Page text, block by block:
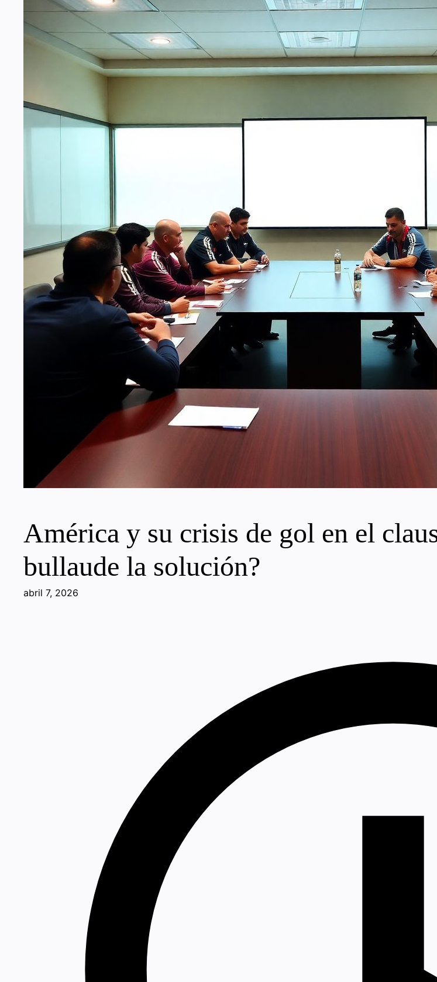
América y su crisis de gol en el
bullaude la solución?
abril 7, 2026